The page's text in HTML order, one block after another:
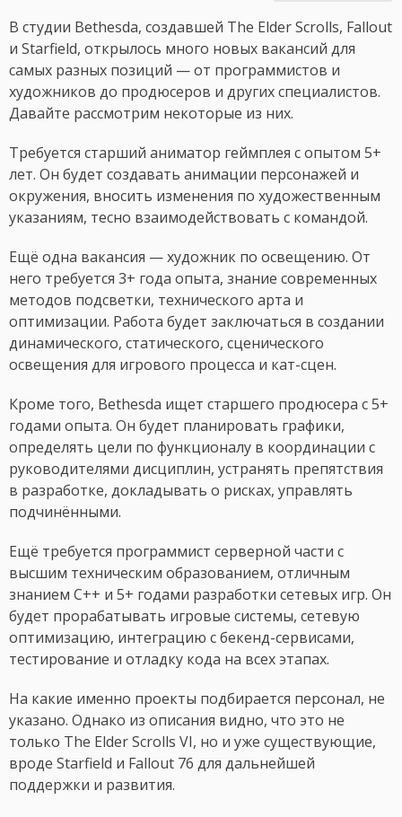
В студии Bethesda, создавшей The Elder Scrolls, Fallout
и Starfield, открылось много новых вакансий для
самых разных позиций — от программистов и
художников до продюсеров и других специалистов.
Давайте рассмотрим некоторые из них.
Требуется старший аниматор геймплея с опытом 5+
лет. Он будет создавать анимации персонажей и
окружения, вносить изменения по художественным
указаниям, тесно взаимодействовать с командой.
Ещё одна вакансия — художник по освещению. От
него требуется 3+ года опыта, знание современных
методов подсветки, технического арта и
оптимизации. Работа будет заключаться в создании
динамического, статического, сценического
освещения для игрового процесса и кат-сцен.
Кроме того, Bethesda ищет старшего продюсера с 5+
годами опыта. Он будет планировать графики,
определять цели по функционалу в координации с
руководителями дисциплин, устранять препятствия
в разработке, докладывать о рисках, управлять
подчинёнными.
Ещё требуется программист серверной части с
высшим техническим образованием, отличным
знанием C++ и 5+ годами разработки сетевых игр. Он
будет прорабатывать игровые системы, сетевую
оптимизацию, интеграцию с бекенд-сервисами,
тестирование и отладку кода на всех этапах.
На какие именно проекты подбирается персонал, не
указано. Однако из описания видно, что это не
только The Elder Scrolls VI, но и уже существующие,
вроде Starfield и Fallout 76 для дальнейшей
поддержки и развития.